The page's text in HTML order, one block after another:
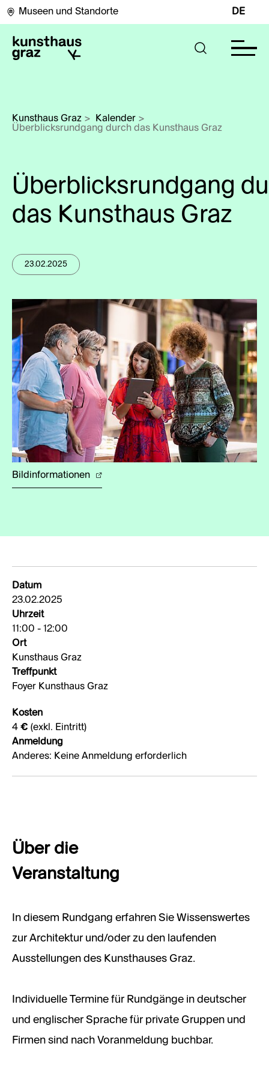
Museen und Standorte DE
Kunsthaus Graz > Kalender >
Überblicksrundgang durch das Kunsthaus Graz
Überblicksrundgang
das Kunsthaus Graz
23.02.2025
Bildinformationen
Datum
23.02.2025
Uhrzeit
11:00 - 12:00
Ort
Kunsthaus Graz
Treffpunkt
Foyer Kunsthaus Graz
Kosten
4 € (exkl. Eintritt)
Anmeldung
Anderes: Keine Anmeldung erforderlich
Über die
Veranstaltung
In diesem Rundgang erfahren Sie Wissenswertes
zur Architektur und/oder zu den laufenden
Ausstellungen des Kunsthauses Graz.
Individuelle Termine für Rundgänge in deutscher
und englischer Sprache für private Gruppen und
Firmen sind nach Voranmeldung buchbar.